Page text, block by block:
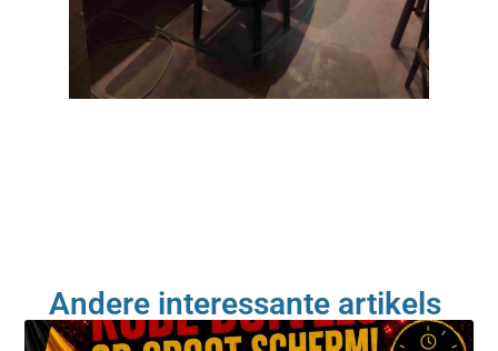
Andere interessante artikels ​